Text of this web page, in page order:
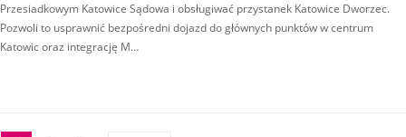
Przesiadkowym Katowice Sądowa i obsługiwać przystanek Katowice Dworzec.
Pozwoli to usprawnić bezpośredni dojazd do głównych punktów w centrum
Katowic oraz integrację M…